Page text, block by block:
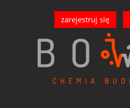
zarejestruj się